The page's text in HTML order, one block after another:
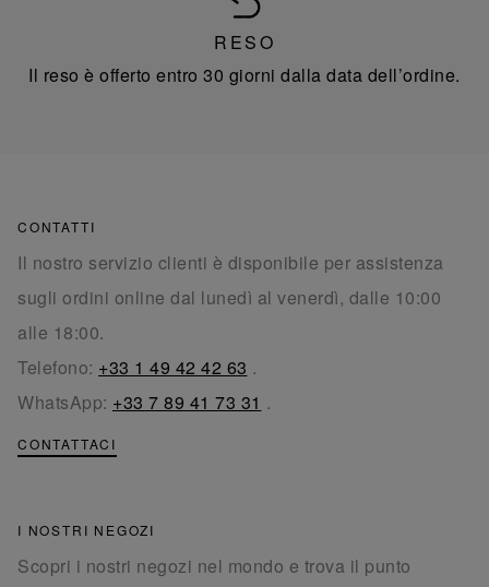
RESO
Il reso è offerto entro 30 giorni dalla data dell’ordine.
CONTATTI
Il nostro servizio clienti è disponibile per assistenza
sugli ordini online dal lunedì al venerdì, dalle 10:00
alle 18:00.
Telefono: +33 1 49 42 42 63 .
WhatsApp: +33 7 89 41 73 31 .
CONTATTACI
I NOSTRI NEGOZI
Scopri i nostri negozi nel mondo e trova il punto